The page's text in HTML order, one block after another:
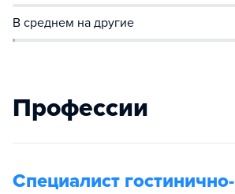
В среднем на другие
Профессии
Специалист гостинично-